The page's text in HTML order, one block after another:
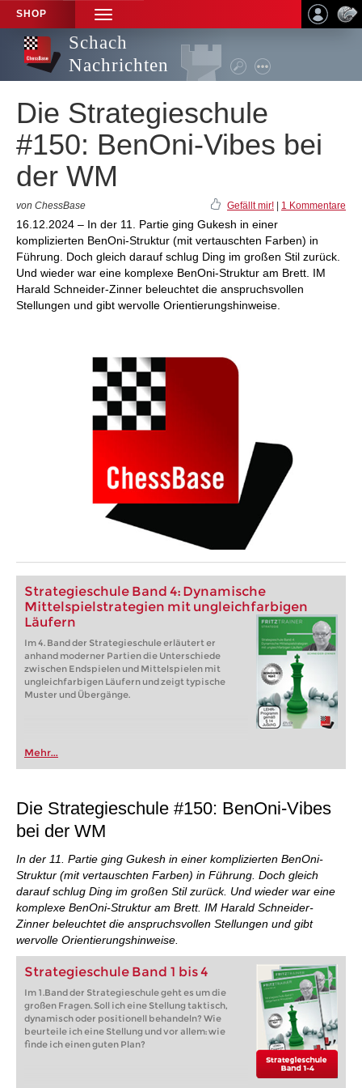
SHOP
TOGGLE
NAVIGATION
Schach
Nachrichten
Die Strategieschule
#150: BenOni-Vibes bei
der WM
von ChessBase Gefällt mir! 1 Kommentare
16.12.2024 – In der 11. Partie ging Gukesh in einer
komplizierten BenOni-Struktur (mit vertauschten Farben) in
Führung. Doch gleich darauf schlug Ding im großen Stil zurück.
Und wieder war eine komplexe BenOni-Struktur am Brett. IM
Harald Schneider-Zinner beleuchtet die anspruchsvollen
Stellungen und gibt wervolle Orientierungshinweise.
Strategieschule Band 4: Dynamische
Mittelspielstrategien mit ungleichfarbigen
Läufern
Im 4. Band der Strategieschule erläutert er
anhand moderner Partien die Unterschiede
zwischen Endspielen und Mittelspielen mit
ungleichfarbigen Läufern und zeigt typische
Muster und Übergänge.
Mehr...
Die Strategieschule #150: BenOni-Vibes
bei der WM
In der 11. Partie ging Gukesh in einer komplizierten BenOni-
Struktur (mit vertauschten Farben) in Führung. Doch gleich
darauf schlug Ding im großen Stil zurück. Und wieder war eine
komplexe BenOni-Struktur am Brett. IM Harald Schneider-
Zinner beleuchtet die anspruchsvollen Stellungen und gibt
wervolle Orientierungshinweise.
Strategieschule Band 1 bis 4
Im 1.Band der Strategieschule geht es um die
großen Fragen. Soll ich eine Stellung taktisch,
dynamisch oder positionell behandeln? Wie
beurteile ich eine Stellung und vor allem: wie
finde ich einen guten Plan?